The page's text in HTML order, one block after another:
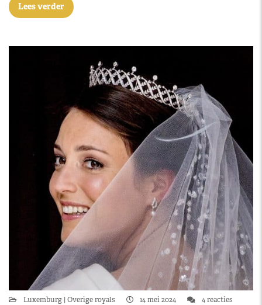
Lees verder
Luxemburg Overige royals 14 mei 2024 4 reacties